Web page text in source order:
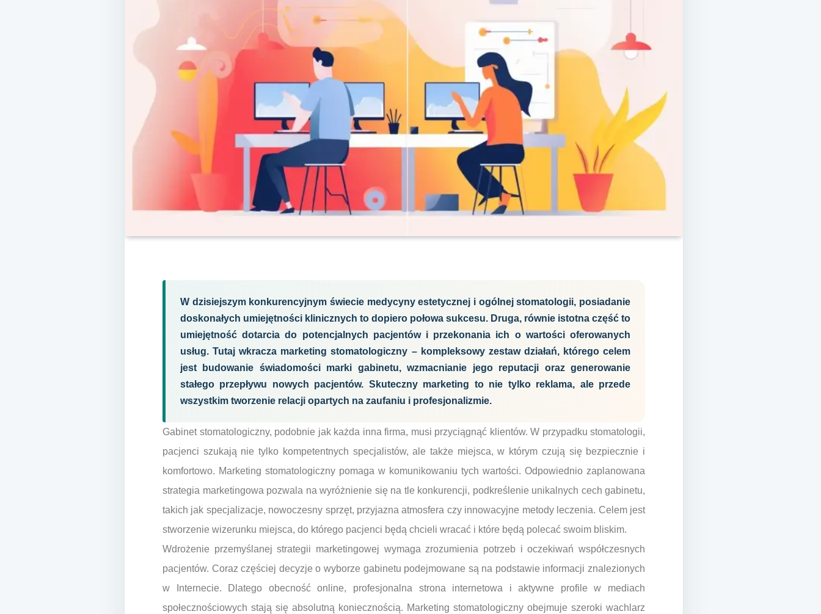
W dzisiejszym konkurencyjnym świecie medycyny estetycznej i ogólnej stomatologii, posiadanie
doskonałych umiejętności klinicznych to dopiero połowa sukcesu. Druga, równie istotna część to
umiejętność dotarcia do potencjalnych pacjentów i przekonania ich o wartości oferowanych
usług. Tutaj wkracza marketing stomatologiczny – kompleksowy zestaw działań, którego celem
jest budowanie świadomości marki gabinetu, wzmacnianie jego reputacji oraz generowanie
stałego przepływu nowych pacjentów. Skuteczny marketing to nie tylko reklama, ale przede
wszystkim tworzenie relacji opartych na zaufaniu i profesjonalizmie.
Gabinet stomatologiczny, podobnie jak każda inna firma, musi przyciągnąć klientów. W przypadku stomatologii,
pacjenci szukają nie tylko kompetentnych specjalistów, ale także miejsca, w którym czują się bezpiecznie i
komfortowo. Marketing stomatologiczny pomaga w komunikowaniu tych wartości. Odpowiednio zaplanowana
strategia marketingowa pozwala na wyróżnienie się na tle konkurencji, podkreślenie unikalnych cech gabinetu,
takich jak specjalizacje, nowoczesny sprzęt, przyjazna atmosfera czy innowacyjne metody leczenia. Celem jest
stworzenie wizerunku miejsca, do którego pacjenci będą chcieli wracać i które będą polecać swoim bliskim.
Wdrożenie przemyślanej strategii marketingowej wymaga zrozumienia potrzeb i oczekiwań współczesnych
pacjentów. Coraz częściej decyzje o wyborze gabinetu podejmowane są na podstawie informacji znalezionych
w Internecie. Dlatego obecność online, profesjonalna strona internetowa i aktywne profile w mediach
społecznościowych stają się absolutną koniecznością. Marketing stomatologiczny obejmuje szeroki wachlarz